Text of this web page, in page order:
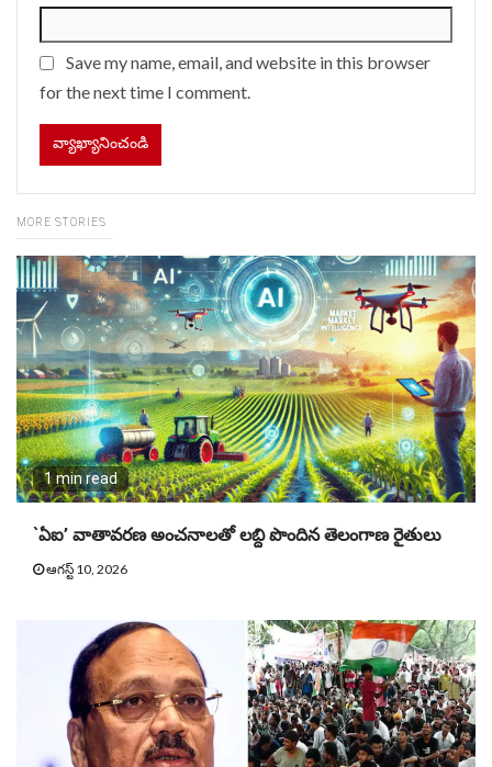
Save my name, email, and website in this browser
for the next time I comment.
MORE STORIES
1 min read
`ఏఐ’ వాతావరణ అంచనాలతో లబ్ది పొందిన తెలంగాణ రైతులు
ఆగస్ట్ 10, 2026